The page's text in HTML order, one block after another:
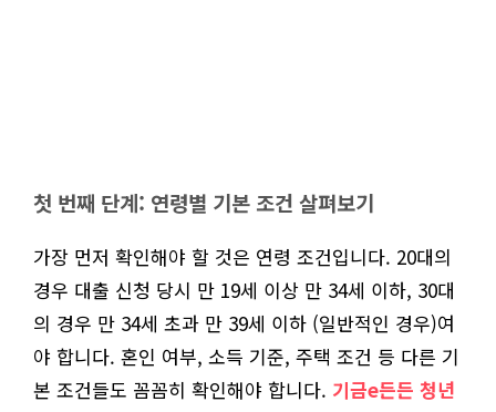
첫 번째 단계: 연령별 기본 조건 살펴보기
가장 먼저 확인해야 할 것은 연령 조건입니다. 20대의
경우 대출 신청 당시 만 19세 이상 만 34세 이하, 30대
의 경우 만 34세 초과 만 39세 이하 (일반적인 경우)여
야 합니다. 혼인 여부, 소득 기준, 주택 조건 등 다른 기
본 조건들도 꼼꼼히 확인해야 합니다. 기금e든든 청년